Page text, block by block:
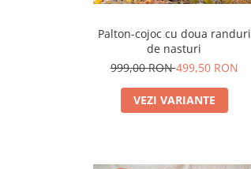
Palton-cojoc cu doua randuri
de nasturi
999,00 RON499,50 RON
VEZI VARIANTE